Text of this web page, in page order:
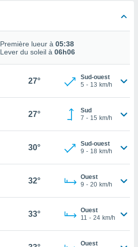
Première lueur à 05:38
Lever du soleil à 06h06
27°
Sud-ouest
5 - 13 km/h
27°
Sud
7 - 15 km/h
30°
Sud-ouest
9 - 18 km/h
32°
Ouest
9 - 20 km/h
33°
Ouest
11 - 24 km/h
Ouest